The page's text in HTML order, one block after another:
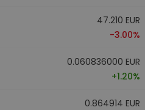
47.210 EUR
-3.00%
0.060836000 EUR
+1.20%
0.864914 EUR